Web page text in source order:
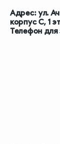
Адрес: ул.
корпус С, 1
Телефон для